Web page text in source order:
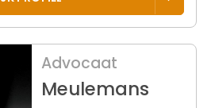
Advocaat
Meulemans